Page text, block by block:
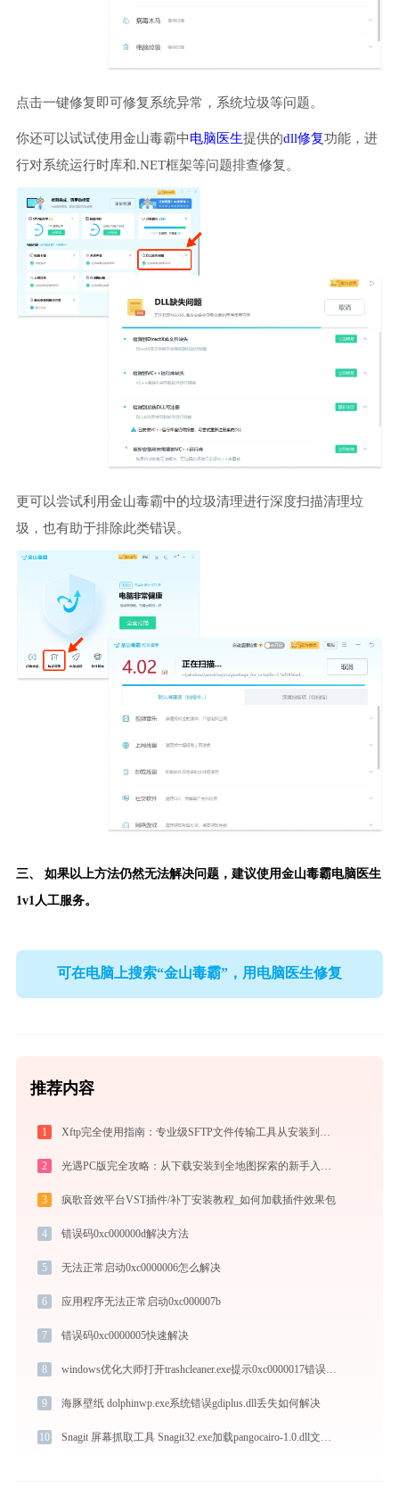
点击一键修复即可修复系统异常，系统垃圾等问题。
你还可以试试使用金山毒霸中电脑医生提供的dll修复功能，进
行对系统运行时库和.NET框架等问题排查修复。
更可以尝试利用金山毒霸中的垃圾清理进行深度扫描清理垃
圾，也有助于排除此类错误。
三、 如果以上方法仍然无法解决问题，建议使用金山毒霸电脑医生
1v1人工服务。
可在电脑上搜索“金山毒霸”，用电脑医生修复
推荐内容
1
2
3 疯歌音效平台VST插件/补丁安装教程_如何加载插件效果包
4 错误码0xc000000d解决方法
5 无法正常启动0xc0000006怎么解决
6 应用程序无法正常启动0xc000007b
7 错误码0xc0000005快速解决
8 windows优化大师打开trashcleaner.exe提示0xc0000017错误码怎么办
9 海豚壁纸 dolphinwp.exe系统错误gdiplus.dll丢失如何解决
10